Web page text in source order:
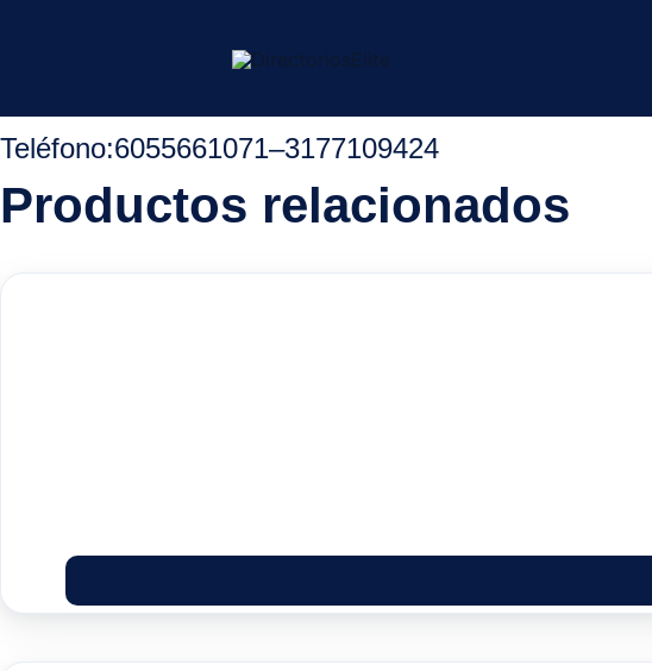
Teléfono:6055661071–3177109424
Productos relacionados